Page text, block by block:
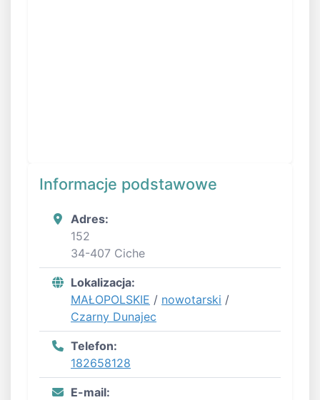
Informacje podstawowe
Adres:
152
34-407 Ciche
Lokalizacja:
MAŁOPOLSKIE / nowotarski /
Czarny Dunajec
Telefon:
182658128
E-mail: